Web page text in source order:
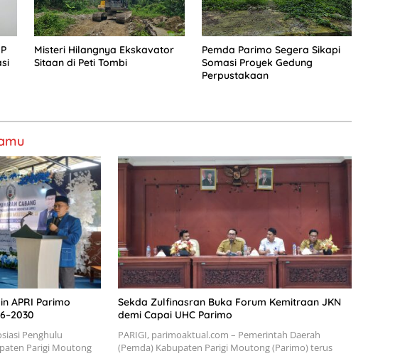
Misteri Hilangnya Ekskavator
Sitaan di Peti Tombi
Pemda Parimo Segera Sikapi
Somasi Proyek Gedung
Perpustakaan
APRI Parimo
Penghulu
Parigi Moutong
Sekda Zulfinasran Buka Forum Kemitraan JKN
demi Capai UHC Parimo
PARIGI, parimoaktual.com – Pemerintah Daerah
(Pemda) Kabupaten Parigi Moutong (Parimo) terus